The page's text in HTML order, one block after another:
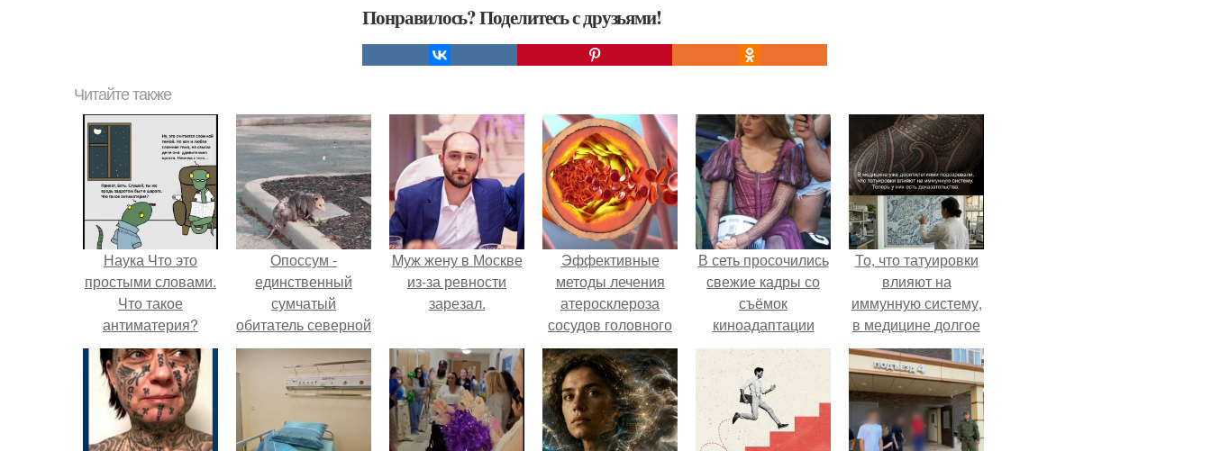
Понравилось? Поделитесь с друзьями!
Читайте также
Наука Что это
простыми словами.
Что такое
антиматерия?
Опоссум -
единственный
сумчатый
обитатель северной
америки.
Mуж жену в Москве
из-за ревности
зарезал.
Эффективные
методы лечения
атеросклероза
сосудов головного
мозга и артерий
В сеть просочились
свежие кадры со
съёмок
киноадаптации
"Рапунцель", и всё
внимание
моментально
оказалось
приковано к Тиган
То, что татуировки
влияют на
иммунную систему,
в медицине долгое
время
рассматривалось
лишь как гипотеза.